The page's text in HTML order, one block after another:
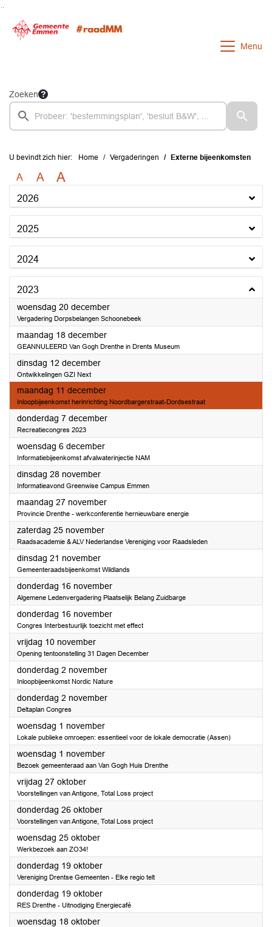
Menu
Zoeken
U bevindt zich hier: Home Vergaderingen Externe bijeenkomsten
A A A
2026
2025
2024
2023
woensdag 20 december2023
Vergadering Dorpsbelangen Schoonebeek
maandag 18 december2023
GEANNULEERD Van Gogh Drenthe in Drents Museum
dinsdag 12 december2023
Ontwikkelingen GZI Next
maandag 11 december2023
Inloopbijeenkomst herinrichting Noordbargerstraat-Dordsestraat
donderdag 7 december2023
Recreatiecongres 2023
woensdag 6 december2023
Informatiebijeenkomst afvalwaterinjectie NAM
dinsdag 28 november2023
Informatieavond Greenwise Campus Emmen
maandag 27 november2023
Provincie Drenthe - werkconferentie hernieuwbare energie
zaterdag 25 november2023
Raadsacademie & ALV Nederlandse Vereniging voor Raadsleden
dinsdag 21 november2023
Gemeenteraadsbijeenkomst Wildlands
donderdag 16 november2023
Algemene Ledenvergadering Plaatselijk Belang Zuidbarge
donderdag 16 november2023
Congres Interbestuurlijk toezicht met effect
vrijdag 10 november2023
Opening tentoonstelling 31 Dagen December
donderdag 2 november2023
Inloopbijeenkomst Nordic Nature
donderdag 2 november2023
Deltaplan Congres
woensdag 1 november2023
Lokale publieke omroepen: essentieel voor de lokale democratie (Assen)
woensdag 1 november2023
Bezoek gemeenteraad aan Van Gogh Huis Drenthe
vrijdag 27 oktober2023
Voorstellingen van Antigone, Total Loss project
donderdag 26 oktober2023
Voorstellingen van Antigone, Total Loss project
woensdag 25 oktober2023
Werkbezoek aan ZO34!
donderdag 19 oktober2023
Vereniging Drentse Gemeenten - Elke regio telt
donderdag 19 oktober2023
RES Drenthe - Uitnodiging Energiecafé
woensdag 18 oktober2023